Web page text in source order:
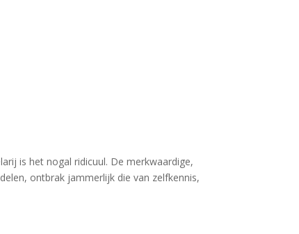
is het nogal ridicuul. De merkwaardige,
ontbrak jammerlijk die van zelfkennis,